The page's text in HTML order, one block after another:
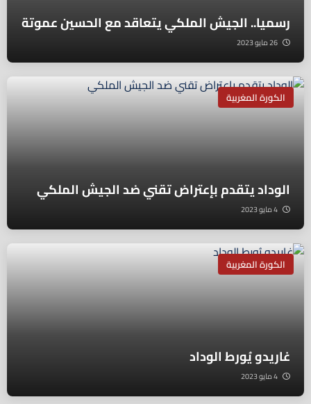
رسميا.. الجيش الملكي يتعاقد مع الحسين عموتة
الكورة المغربية
الوداد يتقدم بإعتراض تقني ضد الجيش الملكي
الكورة المغربية
غاريدو يُورط الوداد